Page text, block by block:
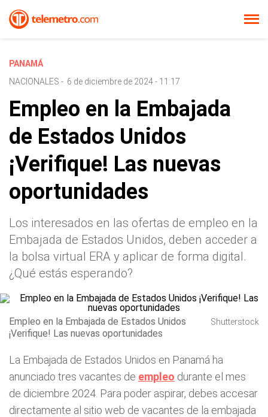
PANAMÁ
NACIONALES - 6 de diciembre de 2024 - 11:17
Empleo en la Embajada
de Estados Unidos
¡Verifique! Las nuevas
oportunidades
Los interesados en las ofertas de empleo en la
Embajada de Estados Unidos, deben acceder a
la bolsa virtual ERA y aplicar de forma digital.
¿Qué estás esperando?
Empleo en la Embajada de Estados Unidos
¡Verifique! Las nuevas oportunidades
Shutterstock
La Embajada de Estados Unidos en Panamá ha
anunciado tres vacantes de empleo durante el mes
de diciembre 2024. Para poder aspirar, debes accesar
directamente al sitio web de vacantes de la embajada